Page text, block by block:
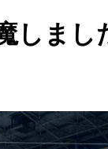
しまし